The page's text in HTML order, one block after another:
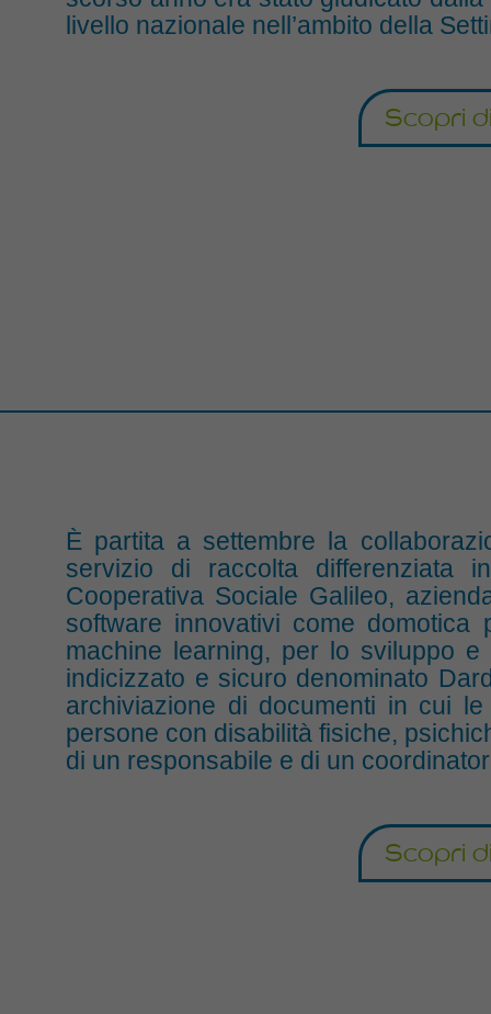
livello nazionale nell’ambito della
Scopri
È partita a settembre la
servizio di raccolta differenziata
Cooperativa Sociale Galileo,
software innovativi come domotica
machine learning, per lo sviluppo
indicizzato e sicuro denominato
archiviazione di documenti in cui
persone con disabilità fisiche,
di un responsabile e di un
Scopri